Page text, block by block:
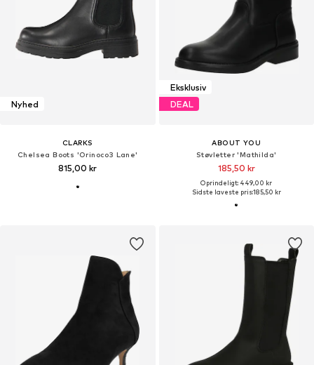
Nyhed
CLARKS
Chelsea Boots 'Orinoco3 Lane'
815,00 kr
Eksklusiv
DEAL
ABOUT YOU
Støvletter 'Mathilda'
185,50 kr
Oprindeligt: 449,00 kr
Sidste laveste pris:185,50 kr